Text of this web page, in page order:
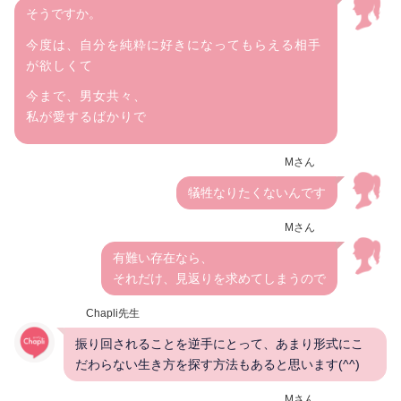
そうですか。
今度は、自分を純粋に好きになってもらえる相手
が欲しくて
今まで、男女共々、
私が愛するばかりで
Mさん
犠牲なりたくないんです
Mさん
有難い存在なら、
それだけ、見返りを求めてしまうので
Chapli先生
振り回されることを逆手にとって、あまり形式にこ
だわらない生き方を探す方法もあると思います(^^)